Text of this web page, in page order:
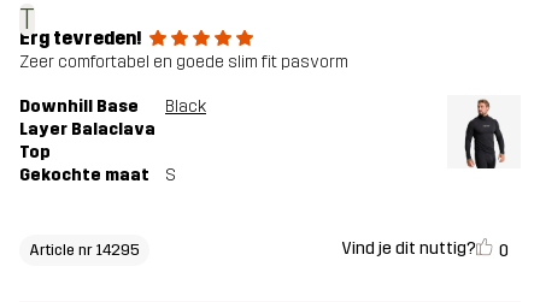
T
Erg tevreden!
Zeer comfortabel en goede slim fit pasvorm
Downhill Base
Layer Balaclava
Top
Black
Gekochte maat S
Article nr 14295 Vind je dit nuttig? 0